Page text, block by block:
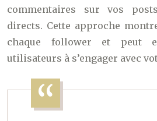
commentaires sur vos
directs. Cette approche
chaque follower et peut
utilisateurs à s’engager avec